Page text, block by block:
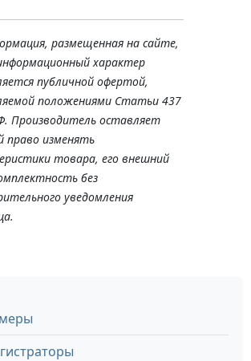
размещенная на сайте,
характер
публичной офертой,
положениями Статьи 437
Производитель оставляет
право изменять
товара, его внешний
без
уведомления